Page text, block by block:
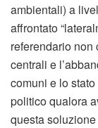
ambientali) a
affrontato
referendario
centrali e
comuni e lo
politico qualora
questa